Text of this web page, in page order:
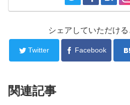
シェアしていただける
Twitter Facebook
関連記事